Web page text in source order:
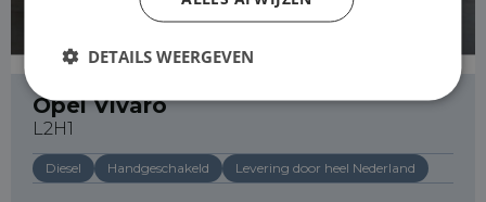
Opel Vivaro
L2H1
Diesel Handgeschakeld Levering door heel Nederland
DETAILS WEERGEVEN